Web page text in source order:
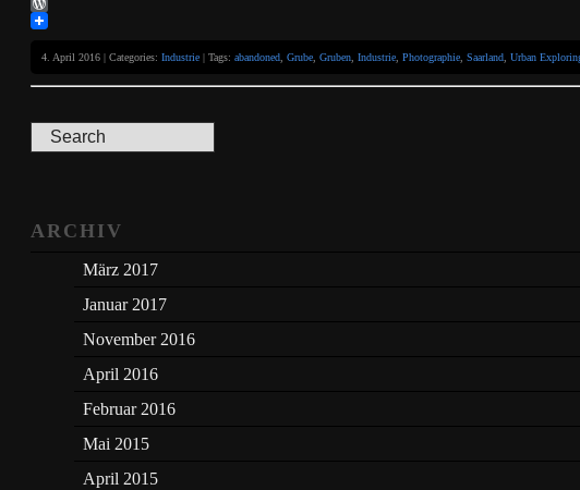
WordPress
4. April 2016 | Categories: Industrie | Tags: abandoned Grube Gruben Industrie Photographie Saarland Urban
ARCHIV
März 2017
Januar 2017
November 2016
April 2016
Februar 2016
Mai 2015
April 2015